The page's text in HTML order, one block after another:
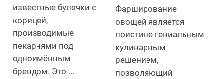
известные булочки с
корицей,
производимые
пекарнями под
одноимённым
брендом. Это ...
Фарширование
овощей является
поистине гениальным
кулинарным
решением,
позволяющий